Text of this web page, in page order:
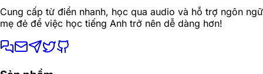
Cung cấp từ điển nhanh, học qua audio và hỗ trợ ngôn ngữ
mẹ đẻ để việc học tiếng Anh trở nên dễ dàng hơn!